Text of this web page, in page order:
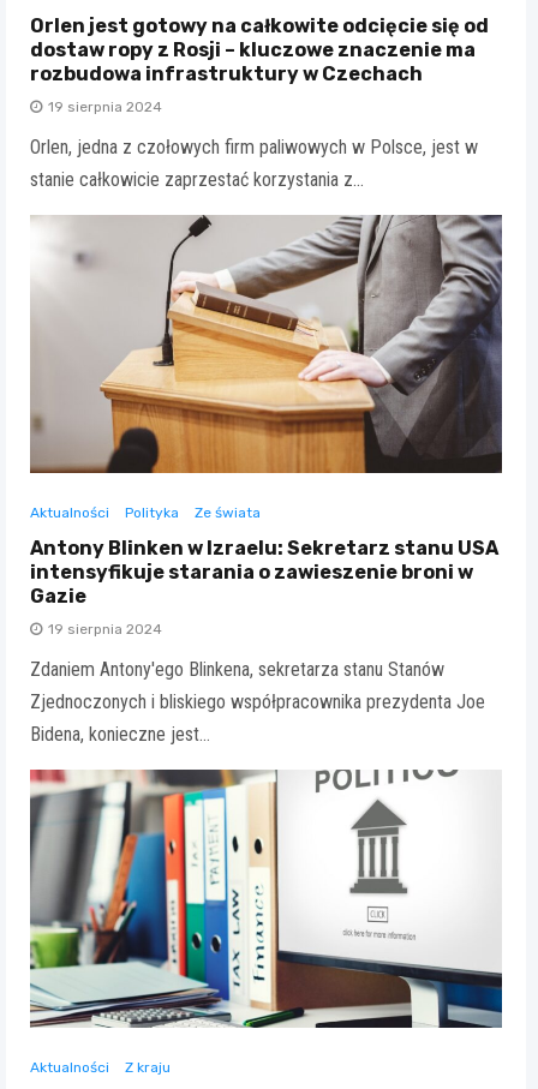
Orlen jest gotowy na całkowite odcięcie się od
dostaw ropy z Rosji – kluczowe znaczenie ma
rozbudowa infrastruktury w Czechach
19 sierpnia 2024
Orlen, jedna z czołowych firm paliwowych w Polsce, jest w
stanie całkowicie zaprzestać korzystania z…
Aktualności Polityka Ze świata
Antony Blinken w Izraelu: Sekretarz stanu USA
intensyfikuje starania o zawieszenie broni w
Gazie
19 sierpnia 2024
Zdaniem Antony'ego Blinkena, sekretarza stanu Stanów
Zjednoczonych i bliskiego współpracownika prezydenta Joe
Bidena, konieczne jest…
Aktualności Z kraju